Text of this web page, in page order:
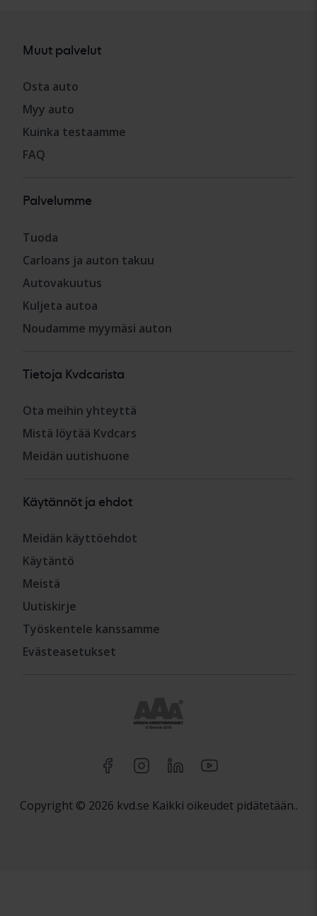
Muut palvelut
Osta auto
Myy auto
Kuinka testaamme
FAQ
Palvelumme
Tuoda
Carloans ja auton takuu
Autovakuutus
Kuljeta autoa
Noudamme myymäsi auton
Tietoja Kvdcarista
Ota meihin yhteyttä
Mistä löytää Kvdcars
Meidän uutishuone
Käytännöt ja ehdot
Meidän käyttöehdot
Käytäntö
Meistä
Uutiskirje
Työskentele kanssamme
Evästeasetukset
Copyright © 2026 kvd.se Kaikki oikeudet pidätetään..